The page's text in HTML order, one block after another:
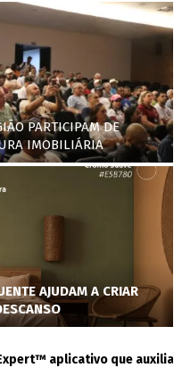
PARTICIPAM DE
IMOBILIÁRIA
AJUDAM A CRIAR
aplicativo que auxilia